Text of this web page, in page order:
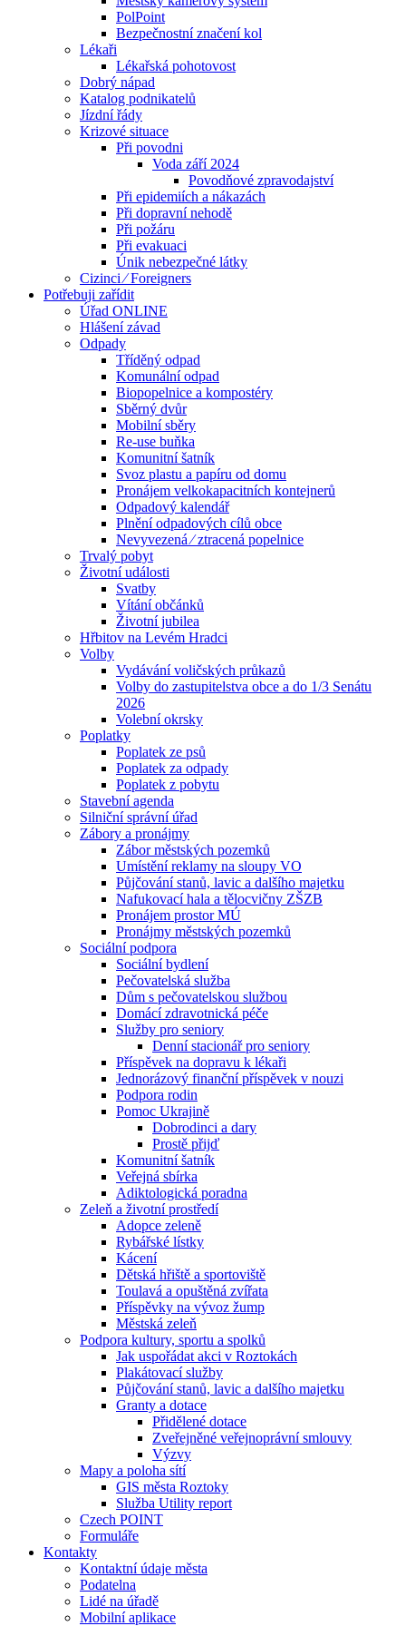
PolPoint
Bezpečnostní značení kol
Lékaři
Lékařská pohotovost
Dobrý nápad
Katalog podnikatelů
Jízdní řády
Krizové situace
Při povodni
Voda září 2024
Povodňové zpravodajství
Při epidemiích a nákazách
Při dopravní nehodě
Při požáru
Při evakuaci
Únik nebezpečné látky
Cizinci ⁄ Foreigners
Potřebuji zařídit
Úřad ONLINE
Hlášení závad
Odpady
Tříděný odpad
Komunální odpad
Biopopelnice a kompostéry
Sběrný dvůr
Mobilní sběry
Re-use buňka
Komunitní šatník
Svoz plastu a papíru od domu
Pronájem velkokapacitních kontejnerů
Odpadový kalendář
Plnění odpadových cílů obce
Nevyvezená ⁄ ztracená popelnice
Trvalý pobyt
Životní události
Svatby
Vítání občánků
Životní jubilea
Hřbitov na Levém Hradci
Volby
Vydávání voličských průkazů
Volby do zastupitelstva obce a do 1/3 Senátu
2026
Volební okrsky
Poplatky
Poplatek ze psů
Poplatek za odpady
Poplatek z pobytu
Stavební agenda
Silniční správní úřad
Zábory a pronájmy
Zábor městských pozemků
Umístění reklamy na sloupy VO
Půjčování stanů, lavic a dalšího majetku
Nafukovací hala a tělocvičny ZŠZB
Pronájem prostor MÚ
Pronájmy městských pozemků
Sociální podpora
Sociální bydlení
Pečovatelská služba
Dům s pečovatelskou službou
Domácí zdravotnická péče
Služby pro seniory
Denní stacionář pro seniory
Příspěvek na dopravu k lékaři
Jednorázový finanční příspěvek v nouzi
Podpora rodin
Pomoc Ukrajině
Dobrodinci a dary
Prostě přijď
Komunitní šatník
Veřejná sbírka
Adiktologická poradna
Zeleň a životní prostředí
Adopce zeleně
Rybářské lístky
Kácení
Dětská hřiště a sportoviště
Toulavá a opuštěná zvířata
Příspěvky na vývoz žump
Městská zeleň
Podpora kultury, sportu a spolků
Jak uspořádat akci v Roztokách
Plakátovací služby
Půjčování stanů, lavic a dalšího majetku
Granty a dotace
Přidělené dotace
Zveřejněné veřejnoprávní smlouvy
Výzvy
Mapy a poloha sítí
GIS města Roztoky
Služba Utility report
Czech POINT
Formuláře
Kontakty
Kontaktní údaje města
Podatelna
Lidé na úřadě
Mobilní aplikace